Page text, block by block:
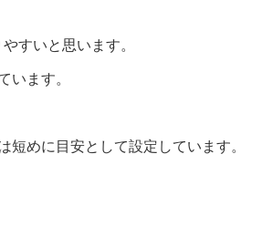
すいと思います。
います。
めに目安として設定しています。